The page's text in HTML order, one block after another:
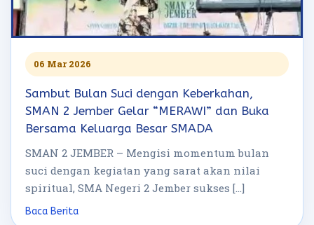
06 Mar 2026
Sambut Bulan Suci dengan Keberkahan,
SMAN 2 Jember Gelar “MERAWI” dan Buka
Bersama Keluarga Besar SMADA
SMAN 2 JEMBER – Mengisi momentum bulan
suci dengan kegiatan yang sarat akan nilai
spiritual, SMA Negeri 2 Jember sukses […]
Baca Berita